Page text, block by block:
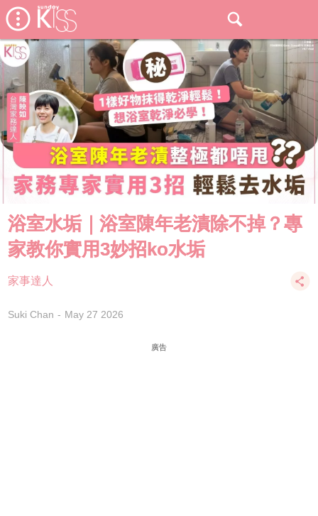
浴室水垢｜浴室陳年老漬除不掉？專
家教你實用3妙招ko水垢
家事達人
Suki Chan May 27 2026
廣告